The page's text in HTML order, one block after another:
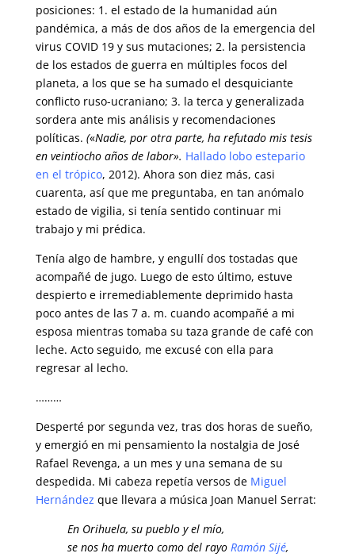
posiciones: 1. el estado de la humanidad aún
pandémica, a más de dos años de la emergencia del
virus COVID 19 y sus mutaciones; 2. la persistencia
de los estados de guerra en múltiples focos del
planeta, a los que se ha sumado el desquiciante
conflicto ruso-ucraniano; 3. la terca y generalizada
sordera ante mis análisis y recomendaciones
políticas. («Nadie, por otra parte, ha refutado mis tesis
en veintiocho años de labor». Hallado lobo estepario
en el trópico, 2012). Ahora son diez más, casi
cuarenta, así que me preguntaba, en tan anómalo
estado de vigilia, si tenía sentido continuar mi
trabajo y mi prédica.
Tenía algo de hambre, y engullí dos tostadas que
acompañé de jugo. Luego de esto último, estuve
despierto e irremediablemente deprimido hasta
poco antes de las 7 a. m. cuando acompañé a mi
esposa mientras tomaba su taza grande de café con
leche. Acto seguido, me excusé con ella para
regresar al lecho.
………
Desperté por segunda vez, tras dos horas de sueño,
y emergió en mi pensamiento la nostalgia de José
Rafael Revenga, a un mes y una semana de su
despedida. Mi cabeza repetía versos de Miguel
Hernández que llevara a música Joan Manuel Serrat:
En Orihuela, su pueblo y el mío,
se nos ha muerto como del rayo Ramón Sijé,